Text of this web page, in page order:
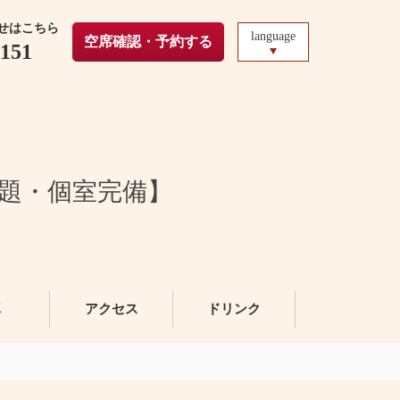
はこちら
空席確認・予約する language
・個室完備】
アクセス ドリンク